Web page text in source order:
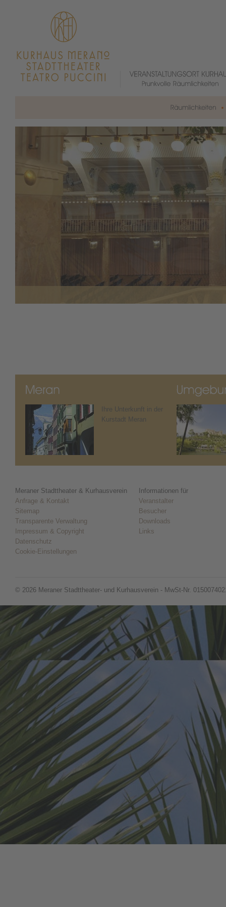
Ihre Unterkunft in der
Kurstadt Meran
Meraner Stadttheater & Kurhausverein
Anfrage & Kontakt
Sitemap
Transparente Verwaltung
Impressum & Copyright
Datenschutz
Cookie-Einstellungen
Informationen für
Veranstalter
Besucher
Downloads
Links
© 2026 Meraner Stadttheater- und Kurhausverein - MwSt-Nr.